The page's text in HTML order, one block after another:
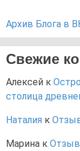
Архив Блога в
Свежие
Алексей к
столица
Наталия к
Марина к